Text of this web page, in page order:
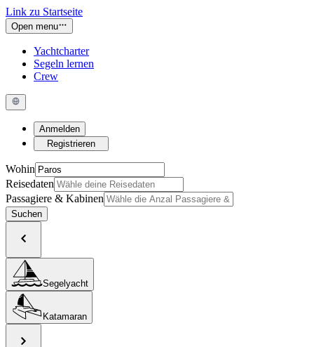
Link zu Startseite
Open menu
Yachtcharter
Segeln lernen
Crew
Anmelden
Registrieren
Wohin
Reisedaten
Passagiere & Kabinen
Suchen
Segelyacht
Katamaran